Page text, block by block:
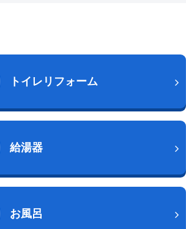
トイレリフォーム
給湯器
お風呂